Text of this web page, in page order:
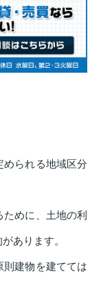
られる地域区分
めに、土地の利
あります。
則建物を建てては